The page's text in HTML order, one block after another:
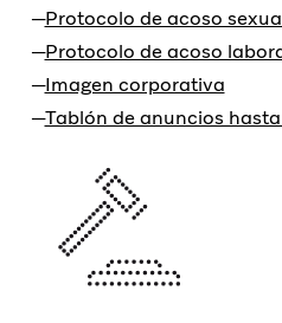
Protocolo de acoso
Protocolo de acoso
Imagen corporativa
Tablón de anuncios